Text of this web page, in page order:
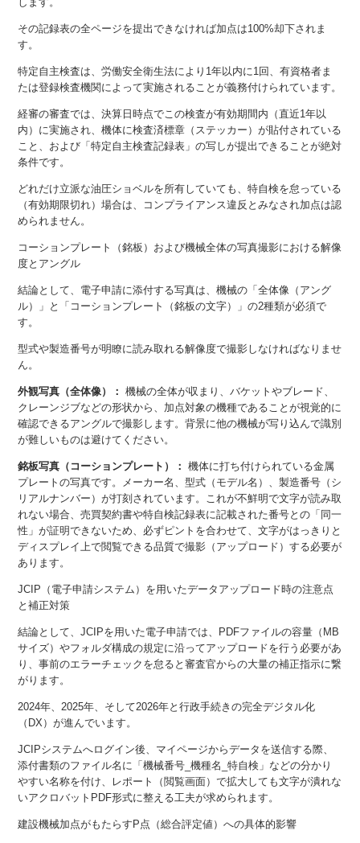
その記録表の全ページを提出できなければ加点は100%却下されま
す。
特定自主検査は、労働安全衛生法により1年以内に1回、有資格者ま
たは登録検査機関によって実施されることが義務付けられています。
経審の審査では、決算日時点でこの検査が有効期間内（直近1年以
内）に実施され、機体に検査済標章（ステッカー）が貼付されている
こと、および「特定自主検査記録表」の写しが提出できることが絶対
条件です。
どれだけ立派な油圧ショベルを所有していても、特自検を怠っている
（有効期限切れ）場合は、コンプライアンス違反とみなされ加点は認
められません。
コーションプレート（銘板）および機械全体の写真撮影における解像
度とアングル
結論として、電子申請に添付する写真は、機械の「全体像（アング
ル）」と「コーションプレート（銘板の文字）」の2種類が必須で
す。
型式や製造番号が明瞭に読み取れる解像度で撮影しなければなりませ
ん。
外観写真（全体像）： 機械の全体が収まり、バケットやブレード、
クレーンジブなどの形状から、加点対象の機種であることが視覚的に
確認できるアングルで撮影します。背景に他の機械が写り込んで識別
が難しいものは避けてください。
銘板写真（コーションプレート）： 機体に打ち付けられている金属
プレートの写真です。メーカー名、型式（モデル名）、製造番号（シ
リアルナンバー）が打刻されています。これが不鮮明で文字が読み取
れない場合、売買契約書や特自検記録表に記載された番号との「同一
性」が証明できないため、必ずピントを合わせて、文字がはっきりと
ディスプレイ上で閲覧できる品質で撮影（アップロード）する必要が
あります。
JCIP（電子申請システム）を用いたデータアップロード時の注意点
と補正対策
結論として、JCIPを用いた電子申請では、PDFファイルの容量（MB
サイズ）やフォルダ構成の規定に沿ってアップロードを行う必要があ
り、事前のエラーチェックを怠ると審査官からの大量の補正指示に繋
がります。
2024年、2025年、そして2026年と行政手続きの完全デジタル化
（DX）が進んでいます。
JCIPシステムへログイン後、マイページからデータを送信する際、
添付書類のファイル名に「機械番号_機種名_特自検」などの分かり
やすい名称を付け、レポート（閲覧画面）で拡大しても文字が潰れな
いアクロバットPDF形式に整える工夫が求められます。
建設機械加点がもたらすP点（総合評定値）への具体的影響